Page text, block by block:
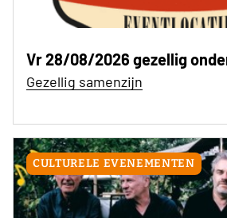
Vr 28/08/2026 gezellig
Gezellig samenzijn
CULTURELE EVENEMENTEN